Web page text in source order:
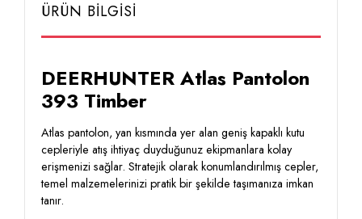
ÜRÜN BİLGİSİ
DEERHUNTER Atlas Pantolon
393 Timber
Atlas pantolon, yan kısmında yer alan geniş kapaklı kutu
cepleriyle atış ihtiyaç duyduğunuz ekipmanlara kolay
erişmenizi sağlar. Stratejik olarak konumlandırılmış cepler,
temel malzemelerinizi pratik bir şekilde taşımanıza imkan
tanır.